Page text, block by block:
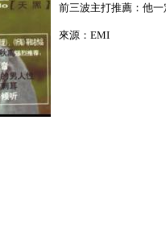
前三波主打推薦：他
來源：EMI